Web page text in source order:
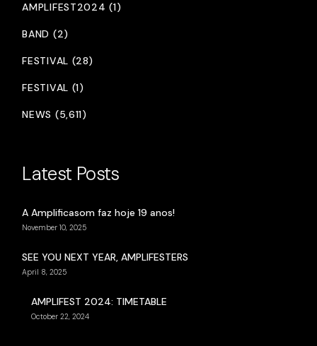
AMPLIFEST2024 (1)
BAND (2)
FESTIVAL (28)
FESTIVAL (1)
NEWS (5,611)
Latest Posts
A Amplificasom faz hoje 19 anos!
November 10, 2025
SEE YOU NEXT YEAR, AMPLIFESTERS
April 8, 2025
AMPLIFEST 2024: TIMETABLE
October 22, 2024